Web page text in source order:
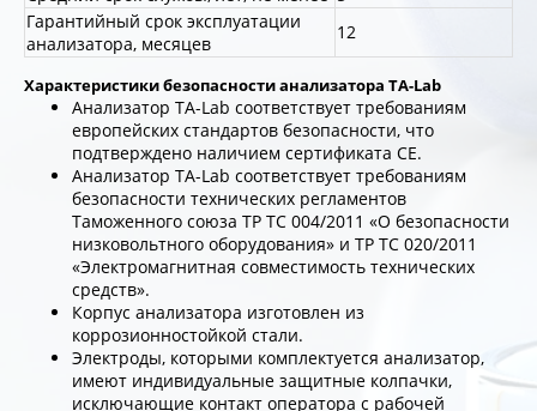
Гарантийный срок эксплуатации
анализатора, месяцев
12
Характеристики безопасностианализатора ТА-Lab
Анализатор ТА-Lab соответствует требованиям
европейских стандартов безопасности, что
подтверждено наличием сертификата СЕ.
Анализатор ТА-Lab соответствует требованиям
безопасности технических регламентов
Таможенного союза ТР ТС 004/2011 «О безопасности
низковольтного оборудования» и ТР ТС 020/2011
«Электромагнитная совместимость технических
средств».
Корпус анализатора изготовлен из
коррозионностойкой стали.
Электроды, которыми комплектуется анализатор,
имеют индивидуальные защитные колпачки,
исключающие контакт оператора с рабочей